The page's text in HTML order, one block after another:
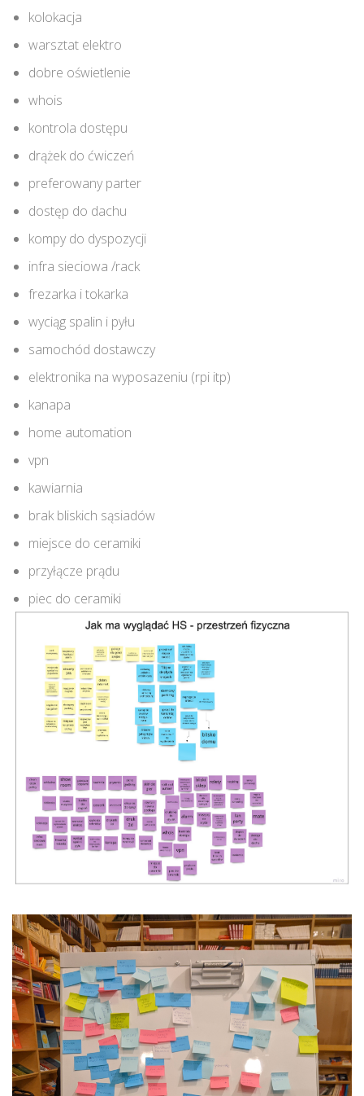
kolokacja
warsztat elektro
dobre oświetlenie
whois
kontrola dostępu
drążek do ćwiczeń
preferowany parter
dostęp do dachu
kompy do dyspozycji
infra sieciowa /rack
frezarka i tokarka
wyciąg spalin i pyłu
samochód dostawczy
elektronika na wyposazeniu (rpi itp)
kanapa
home automation
vpn
kawiarnia
brak bliskich sąsiadów
miejsce do ceramiki
przyłącze prądu
piec do ceramiki